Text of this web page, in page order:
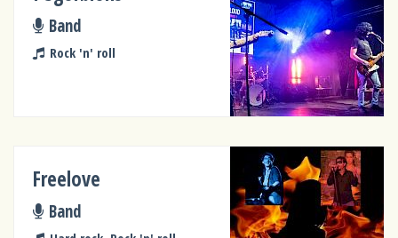
Band
Rock 'n' roll
Freelove
Band